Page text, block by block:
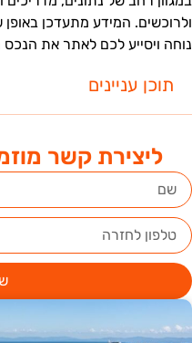
ליצירת קשר
המידע מתעדכן באופן
ויסייע לכם לאתר את הנכס
תוכן עניינים